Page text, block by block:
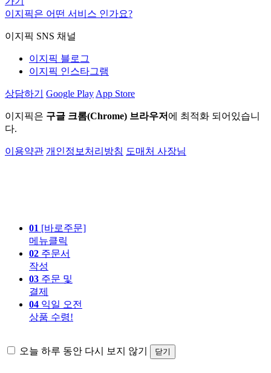
이지픽은 어떤 서비스 인가요?
이지픽 SNS 채널
이지픽 블로그
이지픽 인스타그램
상담하기 Google Play App Store
이지픽은 구글 크롬(Chrome) 브라우저 에 최적화 되어있습니
다.
이용약관 개인정보처리방침 도매처 사장님
01 [바로주문]
메뉴클릭
02 주문서
작성
03 주문 및
결제
04 익일 오전
상품 수령!
오늘 하루 동안 다시 보지 않기 닫기